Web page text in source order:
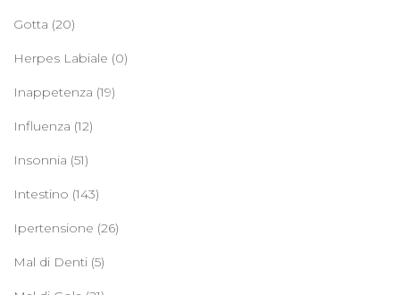
Gotta (20)
Herpes Labiale (0)
Inappetenza (19)
Influenza (12)
Insonnia (51)
Intestino (143)
Ipertensione (26)
Mal di Denti (5)